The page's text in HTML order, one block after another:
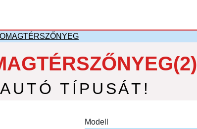
TÍPUSÁT!
Modell